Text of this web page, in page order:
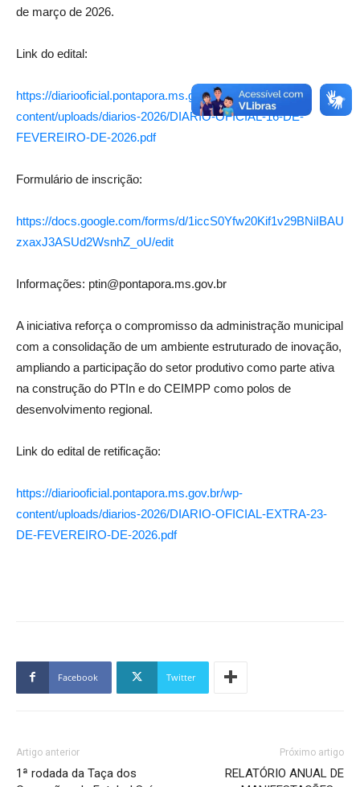
de março de 2026.
Link do edital:
https://diariooficial.pontapora.ms.gov.br/wp-
content/uploads/diarios-2026/DIARIO-OFICIAL-16-DE-
FEVEREIRO-DE-2026.pdf
Formulário de inscrição:
https://docs.google.com/forms/d/1iccS0Yfw20Kif1v29BNiIBAU
zxaxJ3ASUd2WsnhZ_oU/edit
Informações: ptin@pontapora.ms.gov.br
A iniciativa reforça o compromisso da administração municipal
com a consolidação de um ambiente estruturado de inovação,
ampliando a participação do setor produtivo como parte ativa
na construção do PTIn e do CEIMPP como polos de
desenvolvimento regional.
Link do edital de retificação:
https://diariooficial.pontapora.ms.gov.br/wp-
content/uploads/diarios-2026/DIARIO-OFICIAL-EXTRA-23-
DE-FEVEREIRO-DE-2026.pdf
Facebook Twitter
Artigo anterior
1ª rodada da Taça dos
Próximo artigo
RELATÓRIO ANUAL DE